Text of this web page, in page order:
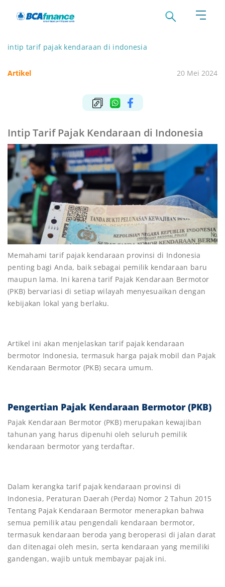
intip tarif pajak kendaraan di indonesia
Artikel 20 Mei 2024
Intip Tarif Pajak Kendaraan di Indonesia
Memahami tarif pajak kendaraan provinsi di Indonesia
penting bagi Anda, baik sebagai pemilik kendaraan baru
maupun lama. Ini karena tarif Pajak Kendaraan Bermotor
(PKB) bervariasi di setiap wilayah menyesuaikan dengan
kebijakan lokal yang berlaku.
Artikel ini akan menjelaskan tarif pajak kendaraan
bermotor Indonesia, termasuk harga pajak mobil dan Pajak
Kendaraan Bermotor (PKB) secara umum.
Pengertian Pajak Kendaraan Bermotor (PKB)
Pajak Kendaraan Bermotor (PKB) merupakan kewajiban
tahunan yang harus dipenuhi oleh seluruh pemilik
kendaraan bermotor yang terdaftar.
Dalam kerangka tarif pajak kendaraan provinsi di
Indonesia, Peraturan Daerah (Perda) Nomor 2 Tahun 2015
Tentang Pajak Kendaraan Bermotor menerapkan bahwa
semua pemilik atau pengendali kendaraan bermotor,
termasuk kendaraan beroda yang beroperasi di jalan darat
dan ditenagai oleh mesin, serta kendaraan yang memiliki
gandengan, wajib untuk membayar pajak ini.